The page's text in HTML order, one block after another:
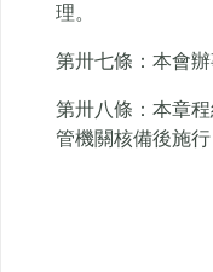
理。
第卅七條：本會
第卅八條：本章
管機關核備後施行